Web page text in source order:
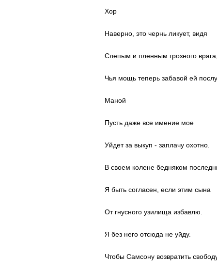
Хор
Наверно, это чернь ликует, видя
Слепым и пленным грозного врага,
Чья мощь теперь забавой ей
Mаной
Пусть даже все имение мое
Уйдет за выкуп - заплачу охотно.
В своем колене бедняком
Я быть согласен, если этим сына
От гнусного узилища избавлю.
Я без него отсюда не уйду.
Чтобы Самсону возвратить